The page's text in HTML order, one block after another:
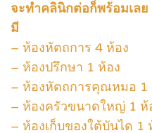
จะทำคลินิกต่อก็พร้อมเลย
มี
– ห้องหัตถการ 4 ห้อง
– ห้องปรึกษา 1 ห้อง
– ห้องหัตถการคุณหมอ 1
– ห้องครัวขนาดใหญ่ 1 ห้
– ห้องเก็บของใต้บันได 1